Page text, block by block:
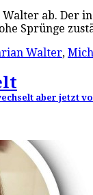
Walter ab.
Sprünge
Walter,
aber jetzt